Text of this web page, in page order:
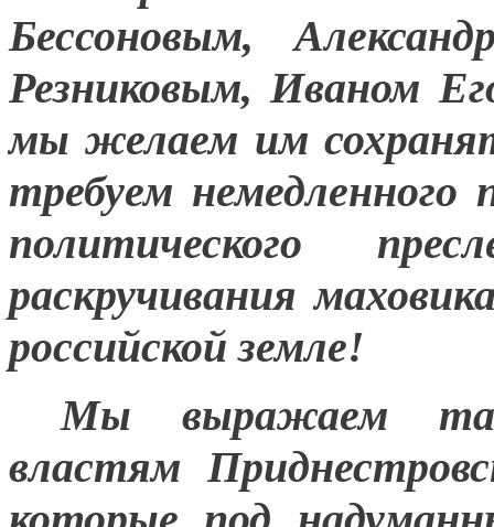
Бессоновым,
Резниковым, Иваном
мы желаем им
требуем немедленного
политического
раскручивания
российской земле!
Мы выражаем
властям